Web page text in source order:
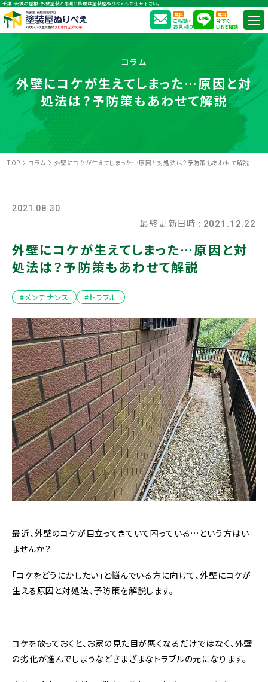
千葉・茨城の屋根・外壁塗装と雨漏り修理は塗装屋ぬりべえへお任せ下さい。
無料
ご相談・
お見積り
無料
今すぐ
LINE相談
コラム
外壁にコケが生えてしまった…原因と対
処法は？予防策もあわせて解説
TOP コラム 外壁にコケが生えてしまった…原因と対処法は？予防策もあわせて解説
2021.08.30
最終更新日時 : 2021.12.22
外壁にコケが生えてしまった…原因と対
処法は？予防策もあわせて解説
#メンテナンス #トラブル
最近、外壁のコケが目立ってきていて困っている…という方はい
ませんか？
「コケをどうにかしたい」と悩んでいる方に向けて、外壁にコケが
生える原因と対処法、予防策を解説します。
コケを放っておくと、お家の見た目が悪くなるだけではなく、外壁
の劣化が進んでしまうなどさまざまなトラブルの元になります。